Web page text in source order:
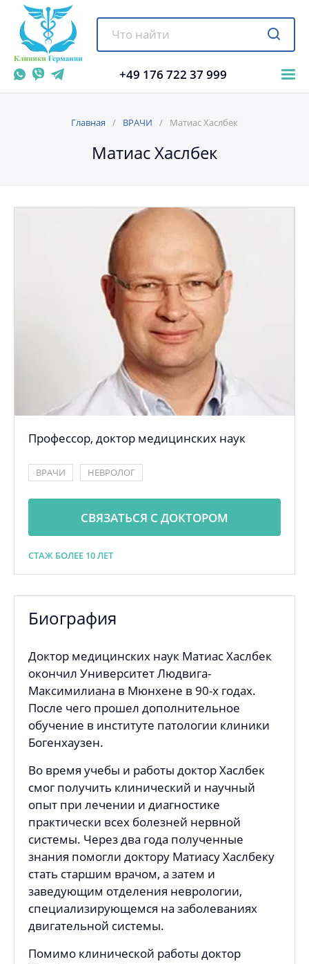
+49 176 722 37 999
Главная ВРАЧИ Матиас Хаслбек
Матиас Хаслбек
Профессор, доктор медицинских наук
ВРАЧИ НЕВРОЛОГ
СВЯЗАТЬСЯ С ДОКТОРОМ
СТАЖ БОЛЕЕ 10 ЛЕТ
Биография
Доктор медицинских наук Матиас Хаслбек
окончил Университет Людвига-
Максимилиана в Мюнхене в 90-х годах.
После чего прошел дополнительное
обучение в институте патологии клиники
Богенхаузен.
Во время учебы и работы доктор Хаслбек
смог получить клинический и научный
опыт при лечении и диагностике
практически всех болезней нервной
системы. Через два года полученные
знания помогли доктору Матиасу Хаслбеку
стать старшим врачом, а затем и
заведующим отделения неврологии,
специализирующемся на заболеваниях
двигательной системы.
Помимо клинической работы доктор